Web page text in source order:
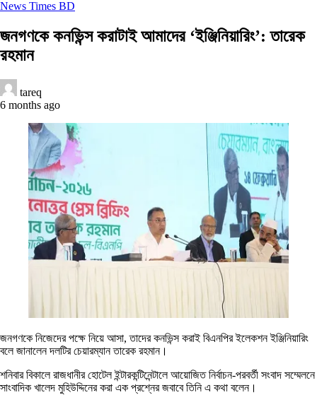
News Times BD
জনগণকে কনভিন্স করাটাই আমাদের ‘ইঞ্জিনিয়ারিং’: তারেক
রহমান
tareq
6 months ago
জনগণকে নিজেদের পক্ষে নিয়ে আসা, তাদের কনভিন্স করাই বিএনপির ইলেকশন ইঞ্জিনিয়ারিং
বলে জানালেন দলটির চেয়ারম্যান তারেক রহমান।
শনিবার বিকালে রাজধানীর হোটেল ইন্টারকন্টিনেন্টালে আয়োজিত নির্বাচন-পরবর্তী সংবাদ সম্মেলনে
সাংবাদিক খালেদ মুহিউদ্দিনের করা এক প্রশ্নের জবাবে তিনি এ কথা বলেন।